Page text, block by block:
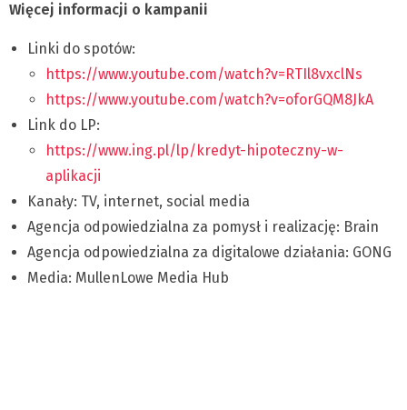
Więcej informacji o kampanii
Linki do spotów:
https://www.youtube.com/watch?v=RTIl8vxclNs
https://www.youtube.com/watch?v=oforGQM8JkA
Link do LP:
https://www.ing.pl/lp/kredyt-hipoteczny-w-
aplikacji
Kanały: TV, internet, social media
Agencja odpowiedzialna za pomysł i realizację: Brain
Agencja odpowiedzialna za digitalowe działania: GONG
Media: MullenLowe Media Hub